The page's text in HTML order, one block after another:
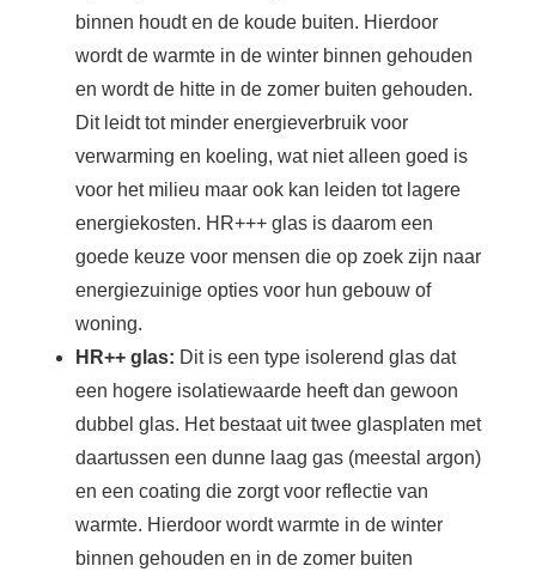
binnen houdt en de koude buiten. Hierdoor
wordt de warmte in de winter binnen gehouden
en wordt de hitte in de zomer buiten gehouden.
Dit leidt tot minder energieverbruik voor
verwarming en koeling, wat niet alleen goed is
voor het milieu maar ook kan leiden tot lagere
energiekosten. HR+++ glas is daarom een
goede keuze voor mensen die op zoek zijn naar
energiezuinige opties voor hun gebouw of
woning.
HR++ glas: Dit is een type isolerend glas dat
een hogere isolatiewaarde heeft dan gewoon
dubbel glas. Het bestaat uit twee glasplaten met
daartussen een dunne laag gas (meestal argon)
en een coating die zorgt voor reflectie van
warmte. Hierdoor wordt warmte in de winter
binnen gehouden en in de zomer buiten